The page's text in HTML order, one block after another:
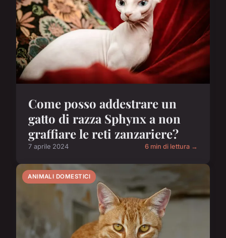
Come posso addestrare un
gatto di razza Sphynx a non
graffiare le reti zanzariere?
7 aprile 2024 6 min di lettura →
ANIMALI DOMESTICI